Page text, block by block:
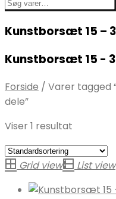
Kunstborsæt 15 –
Kunstborsæt 15 -
Forside / Varer tagged
dele”
Viser 1 resultat
Grid view List view